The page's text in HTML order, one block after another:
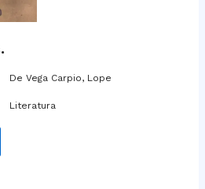
De Vega Carpio, Lope
Literatura